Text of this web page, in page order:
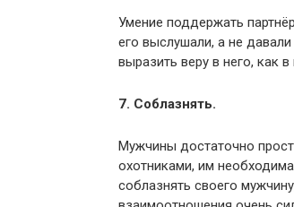
Умение поддержать
его выслушали, а не
выразить веру в него, как
7. Соблазнять.
Мужчины достаточно
охотниками, им
соблазнять своего